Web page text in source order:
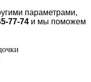
параметрами,
77-74 и мы поможем